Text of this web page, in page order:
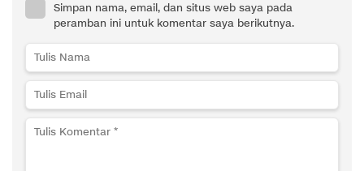
Simpan nama, email, dan situs web saya pada
peramban ini untuk komentar saya berikutnya.